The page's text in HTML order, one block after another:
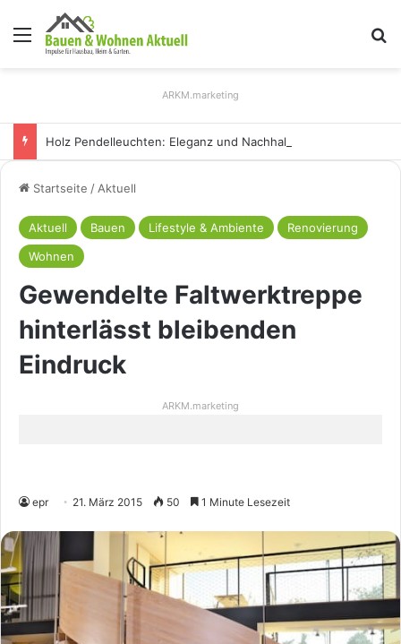
Menü
ARKM.marketing
Startseite / Aktuell
Aktuell Bauen Lifestyle & Ambiente
Renovierung
Wohnen
Gewendelte Faltwerktreppe
hinterlässt bleibenden
Eindruck
ARKM.marketing
epr 21. März 2015 50 1 Minute Lesezeit